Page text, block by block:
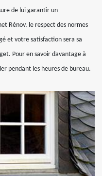
de lui garantir un
Rénov, le respect des normes
et votre satisfaction sera sa
Pour en savoir davantage à
pendant les heures de bureau.